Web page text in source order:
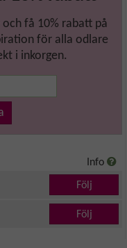
få 10% rabatt på
för alla odlare
i inkorgen.
Info
Följ
Följ